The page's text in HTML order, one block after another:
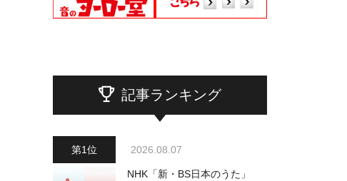
記事ランキング
2026.08.07
NHK「新・BS日本のうた」